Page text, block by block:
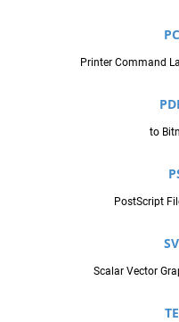
Printer Command
to
PostScript
Scalar Vector